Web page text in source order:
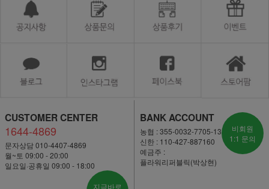
CUSTOMER CENTER
1644-4869
문자상담 010-4407-4869
월~토 09:00 - 20:00
일요일·공휴일 09:00 - 18:00
지금바로
BANK ACCOUNT
농협 : 355-0032-7705-13
신한 : 110-427-887160
예금주 :
플라워리퍼블릭(박상현)
비회원
1:1 문의